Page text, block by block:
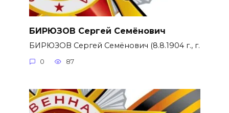
БИРЮЗОВ Сергей Семёнович
БИРЮЗОВ Сергей Семёнович (8.8.1904 г., г.
0 87